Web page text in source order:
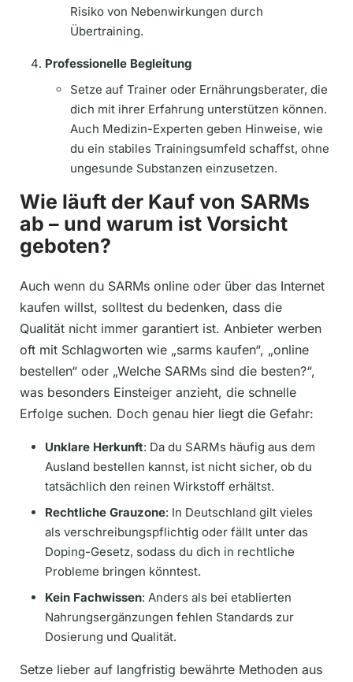
Risiko von Nebenwirkungen durch
Übertraining.
Professionelle Begleitung
Setze auf Trainer oder Ernährungsberater, die
dich mit ihrer Erfahrung unterstützen können.
Auch Medizin-Experten geben Hinweise, wie
du ein stabiles Trainingsumfeld schaffst, ohne
ungesunde Substanzen einzusetzen.
Wie läuft der Kauf von SARMs
ab – und warum ist Vorsicht
geboten?
Auch wenn du SARMs online oder über das Internet
kaufen willst, solltest du bedenken, dass die
Qualität nicht immer garantiert ist. Anbieter werben
oft mit Schlagworten wie „sarms kaufen“, „online
bestellen“ oder „Welche SARMs sind die besten?“,
was besonders Einsteiger anzieht, die schnelle
Erfolge suchen. Doch genau hier liegt die Gefahr:
Unklare Herkunft: Da du SARMs häufig aus dem
Ausland bestellen kannst, ist nicht sicher, ob du
tatsächlich den reinen Wirkstoff erhältst.
Rechtliche Grauzone: In Deutschland gilt vieles
als verschreibungspflichtig oder fällt unter das
Doping-Gesetz, sodass du dich in rechtliche
Probleme bringen könntest.
Kein Fachwissen: Anders als bei etablierten
Nahrungsergänzungen fehlen Standards zur
Dosierung und Qualität.
Setze lieber auf langfristig bewährte Methoden aus